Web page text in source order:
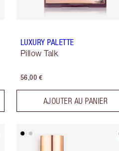
LUXURY PALETTE
Pillow Talk
56,00 €
AJOUTER AU PANIER